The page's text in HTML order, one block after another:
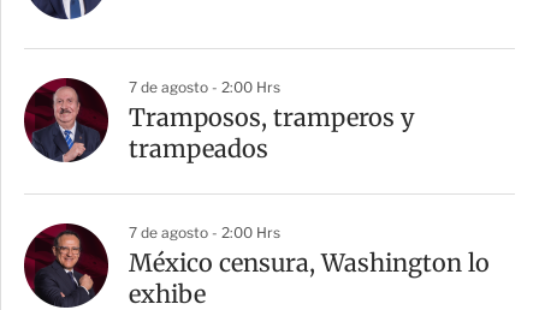
7 de agosto - 2:00 Hrs
Tramposos, tramperos y
trampeados
7 de agosto - 2:00 Hrs
México censura, Washington lo
exhibe